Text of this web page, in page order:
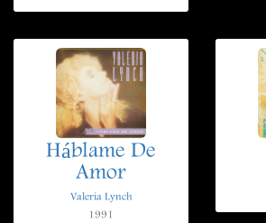
Háblame De
Amor
Valeria Lynch
1991